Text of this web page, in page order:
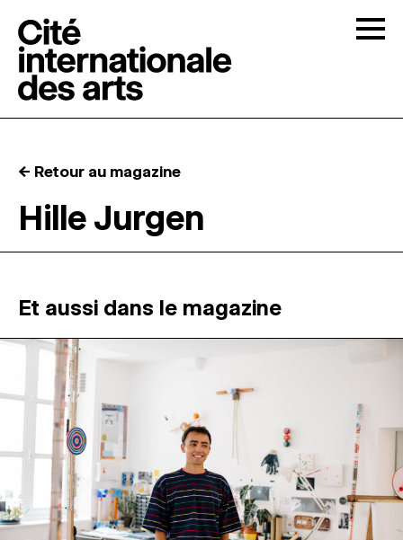
RÉSIDENCES ↓
ATELIERS OUVERTS
PROGRAMMATION
MAGAZINE
ESPACES DE PRATIQUE ARTISTIQUE ↓
Recherche
← Retour au magazine
Hille Jurgen
Et aussi dans le magazine